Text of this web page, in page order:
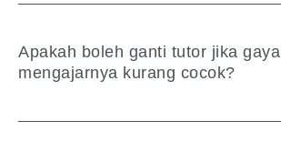
Apakah boleh ganti tutor jika gaya
mengajarnya kurang cocok?